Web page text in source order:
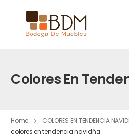
Colores En
Home
COLORES EN TENDENCIA
colores en tendencia navidña